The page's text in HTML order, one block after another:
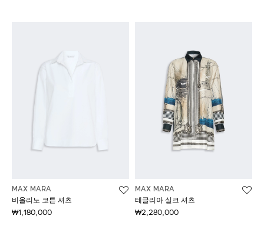
MAX MARA
비올리노 코튼 셔츠
₩1,180,000
MAX MARA
테글리아 실크 셔츠
₩2,280,000